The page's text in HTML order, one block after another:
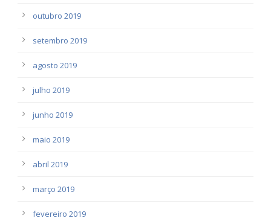
outubro 2019
setembro 2019
agosto 2019
julho 2019
junho 2019
maio 2019
abril 2019
março 2019
fevereiro 2019